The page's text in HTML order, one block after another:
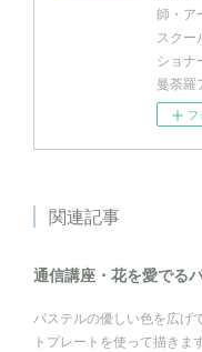
師・ア
スクー
ショナ
曼荼羅
フ
関連記事
パステルの優しい色を広げ
トプレートを使って描きま